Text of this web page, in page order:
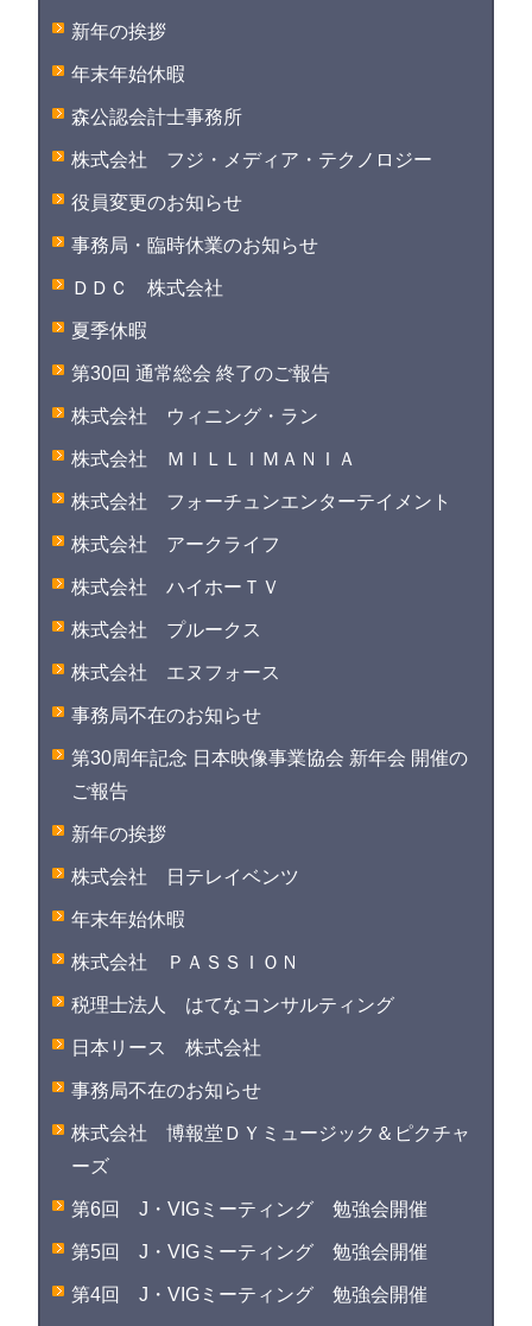
新年の挨拶
年末年始休暇
森公認会計士事務所
株式会社 フジ・メディア・テクノロジー
役員変更のお知らせ
事務局・臨時休業のお知らせ
ＤＤＣ 株式会社
夏季休暇
第30回 通常総会 終了のご報告
株式会社 ウィニング・ラン
株式会社 ＭＩＬＬＩＭＡＮＩＡ
株式会社 フォーチュンエンターテイメント
株式会社 アークライフ
株式会社 ハイホーＴＶ
株式会社 プルークス
株式会社 エヌフォース
事務局不在のお知らせ
第30周年記念 日本映像事業協会 新年会 開催の
ご報告
新年の挨拶
株式会社 日テレイベンツ
年末年始休暇
株式会社 ＰＡＳＳＩＯＮ
税理士法人 はてなコンサルティング
日本リース 株式会社
事務局不在のお知らせ
株式会社 博報堂ＤＹミュージック＆ピクチャ
ーズ
第6回 J・VIGミーティング 勉強会開催
第5回 J・VIGミーティング 勉強会開催
第4回 J・VIGミーティング 勉強会開催